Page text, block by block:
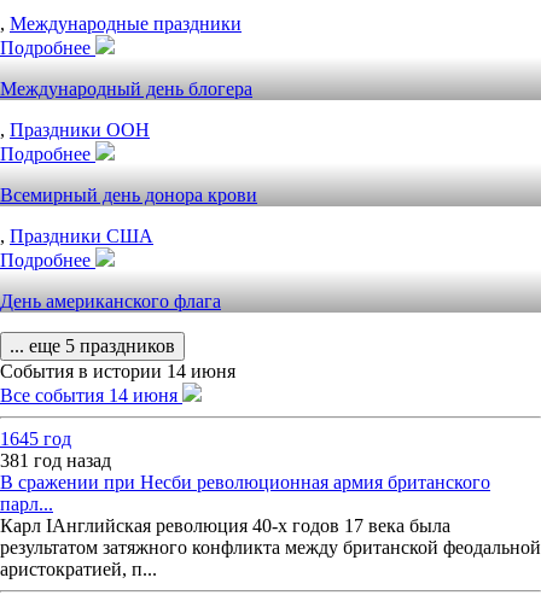
, Международные праздники
Подробнее
Международный день блогера
, Праздники ООН
Подробнее
Всемирный день донора крови
, Праздники США
Подробнее
День американского флага
... еще 5 праздников
События в истории 14 июня
Все события 14 июня
1645 год
381 год назад
В сражении при Несби революционная армия британского
парл...
Карл IАнглийская революция 40-х годов 17 века была
результатом затяжного конфликта между британской феодальной
аристократией, п...